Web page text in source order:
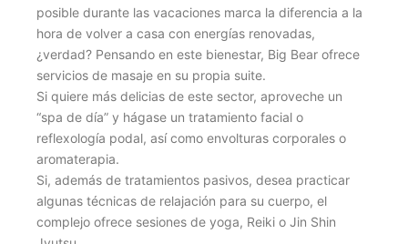
posible durante las vacaciones marca la diferencia a la
hora de volver a casa con energías renovadas,
¿verdad? Pensando en este bienestar, Big Bear ofrece
servicios de masaje en su propia suite.
Si quiere más delicias de este sector, aproveche un
“spa de día” y hágase un tratamiento facial o
reflexología podal, así como envolturas corporales o
aromaterapia.
Si, además de tratamientos pasivos, desea practicar
algunas técnicas de relajación para su cuerpo, el
complejo ofrece sesiones de yoga, Reiki o Jin Shin